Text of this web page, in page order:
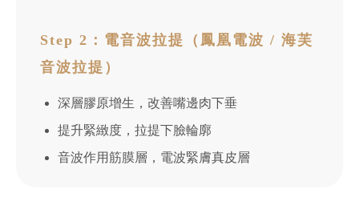
Step 2：電音波拉提（鳳凰電波 / 海芙
音波拉提）
深層膠原增生，改善嘴邊肉下垂
提升緊緻度，拉提下臉輪廓
音波作用筋膜層，電波緊膚真皮層